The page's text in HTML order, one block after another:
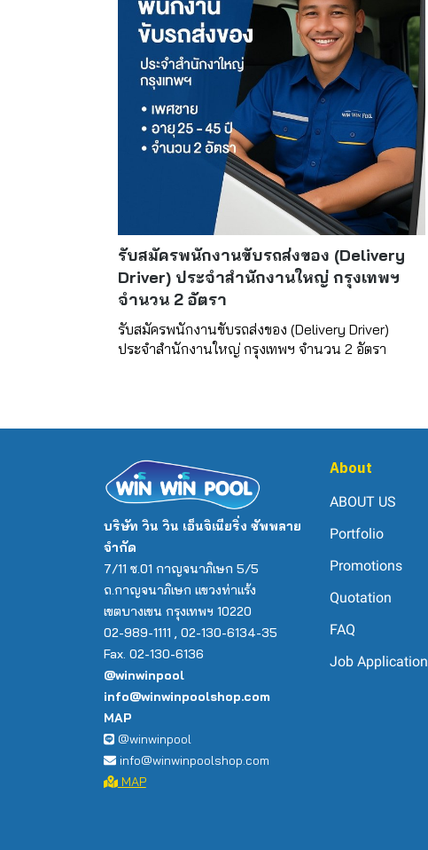
รับสมัครพนักงานขับรถส่งของ (Delivery
Driver) ประจำสำนักงานใหญ่ กรุงเทพฯ
จำนวน 2 อัตรา
รับสมัครพนักงานขับรถส่งของ (Delivery Driver)
ประจำสำนักงานใหญ่ กรุงเทพฯ จำนวน 2 อัตรา
บริษัท วิน วิน เอ็นจิเนียริ่ง ซัพพลาย
จำกัด
7/11 ซ.01 กาญจนาภิเษก 5/5
ถ.กาญจนาภิเษก แขวงท่าแร้ง
เขตบางเขน กรุงเทพฯ 10220
02-989-1111 , 02-130-6134-35
Fax. 02-130-6136
@winwinpool
info@winwinpoolshop.com
MAP
@winwinpool
info@winwinpoolshop.com
MAP
About
ABOUT US
Portfolio
Promotions
Quotation
FAQ
Job Application